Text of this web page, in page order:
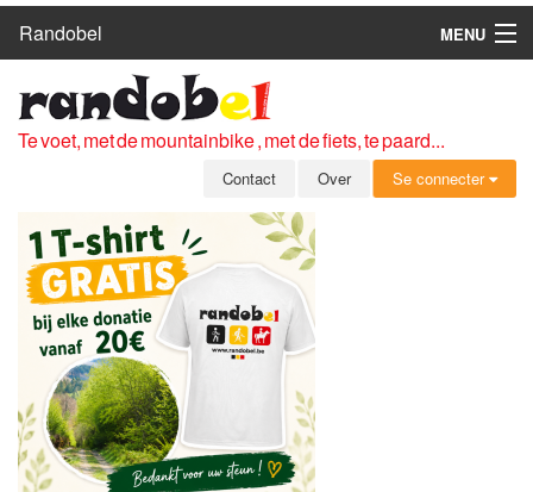
Randobel
MENU
ROUTES
CLUBS
OVER
LEDEN
ZICH AANMELDEN
GRATIS REGISTRATIE
WACHTWOORD VERGETEN
Te voet, met de mountainbike , met de fiets, te paard...
Contact Over Se connecter